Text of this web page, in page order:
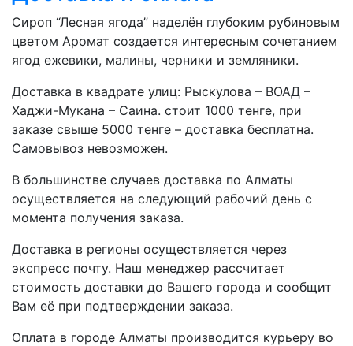
Сироп “Лесная ягода” наделён глубоким рубиновым
цветом Аромат создается интересным сочетанием
ягод ежевики, малины, черники и земляники.
Доставка в квадрате улиц: Рыскулова – ВОАД –
Хаджи-Мукана – Саина. стоит 1000 тенге, при
заказе свыше 5000 тенге – доставка бесплатна.
Самовывоз невозможен.
В большинстве случаев доставка по Алматы
осуществляется на следующий рабочий день с
момента получения заказа.
Доставка в регионы осуществляется через
экспресс почту. Наш менеджер рассчитает
стоимость доставки до Вашего города и сообщит
Вам её при подтверждении заказа.
Оплата в городе Алматы производится курьеру во